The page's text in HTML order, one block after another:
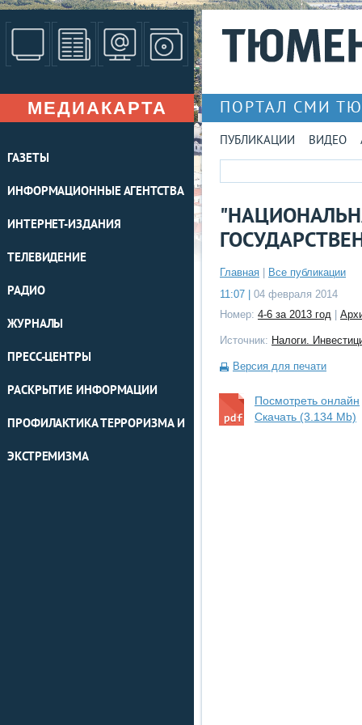
МЕДИАКАРТА
ГАЗЕТЫ
ИНФОРМАЦИОННЫЕ АГЕНТСТВА
ИНТЕРНЕТ-ИЗДАНИЯ
ТЕЛЕВИДЕНИЕ
РАДИО
ЖУРНАЛЫ
ПРЕСС-ЦЕНТРЫ
РАСКРЫТИЕ ИНФОРМАЦИИ
ПРОФИЛАКТИКА ТЕРРОРИЗМА И
ЭКСТРЕМИЗМА
ПОРТАЛ СМИ
ПУБЛИКАЦИИ ВИДЕО
Главная
Все публикации
11:07 |
04 февраля 2014
Номер: 4-6 за 2013 год
Источник: Налоги.
Версия для печати
Посмотреть онлайн
Скачать (3.134 Mb)